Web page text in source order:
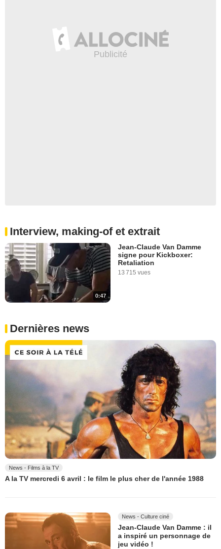
Interview, making-of et extrait
0:47
Jean-Claude Van Damme
signe pour Kickboxer:
Retaliation
13 715 vues
Dernières news
News - Films à la TV
A la TV mercredi 6 avril : le film le plus cher de l'année 1988
News - Culture ciné
Jean-Claude Van Damme : il
a inspiré un personnage de
jeu vidéo !